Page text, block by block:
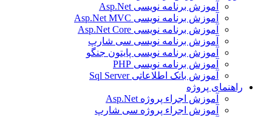
آموزش برنامه نویسی Asp.Net
آموزش برنامه نویسی Asp.Net MVC
آموزش برنامه نویسی Asp.Net Core
آموزش برنامه نویسی سی شارپ
آموزش برنامه نویسی پایتون جنگو
آموزش برنامه نویسی PHP
آموزش بانک اطلاعاتی Sql Server
راهنمای پروژه
آموزش اجراء پروژه Asp.Net
آموزش اجراء پروژه سی شارپ